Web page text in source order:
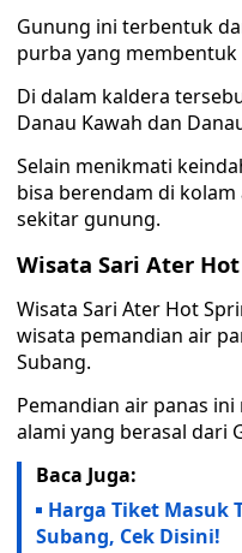
Gunung ini terbentuk
purba yang membentuk
Di dalam kaldera
Danau Kawah dan
Selain menikmati
bisa berendam di
sekitar gunung.
Wisata Sari Ater
Wisata Sari Ater Hot
wisata pemandian air
Subang.
Pemandian air panas
alami yang berasal dari
Baca Juga:
Harga Tiket Masuk
Subang, Cek Disini!